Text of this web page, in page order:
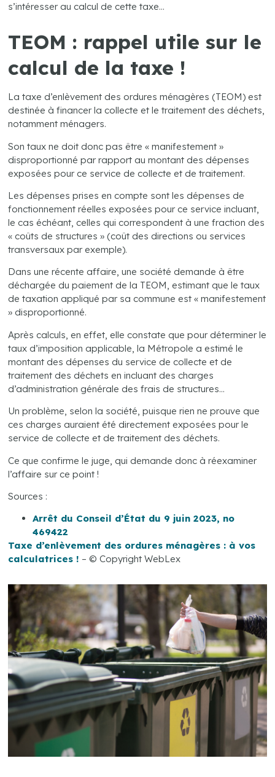
s’intéresser au calcul de cette taxe…
TEOM : rappel utile sur le
calcul de la taxe !
La taxe d’enlèvement des ordures ménagères (TEOM) est
destinée à financer la collecte et le traitement des déchets,
notamment ménagers.
Son taux ne doit donc pas être « manifestement »
disproportionné par rapport au montant des dépenses
exposées pour ce service de collecte et de traitement.
Les dépenses prises en compte sont les dépenses de
fonctionnement réelles exposées pour ce service incluant,
le cas échéant, celles qui correspondent à une fraction des
« coûts de structures » (coût des directions ou services
transversaux par exemple).
Dans une récente affaire, une société demande à être
déchargée du paiement de la TEOM, estimant que le taux
de taxation appliqué par sa commune est « manifestement
» disproportionné.
Après calculs, en effet, elle constate que pour déterminer le
taux d’imposition applicable, la Métropole a estimé le
montant des dépenses du service de collecte et de
traitement des déchets en incluant des charges
d’administration générale des frais de structures…
Un problème, selon la société, puisque rien ne prouve que
ces charges auraient été directement exposées pour le
service de collecte et de traitement des déchets.
Ce que confirme le juge, qui demande donc à réexaminer
l’affaire sur ce point !
Sources :
Arrêt du Conseil d’État du 9 juin 2023, no
469422
Taxe d’enlèvement des ordures ménagères : à vos
calculatrices ! – © Copyright WebLex